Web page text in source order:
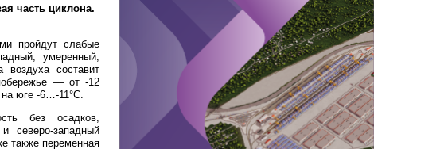
часть циклона.
пройдут слабые
умеренный,
составит
— от -12
юге -6…-11°C.
без осадков,
северо-западный
также переменная